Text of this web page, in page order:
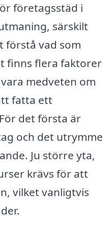
företagsstäd i
särskilt
förstå vad som
finns flera faktorer
medveten om
fatta ett
det första är
och det utrymme
Ju större yta,
krävs för att
vilket vanligtvis